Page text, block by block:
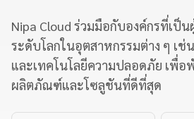
Nipa Cloud ร่วมมือกับองค์กรที่เป็
ระดับโลกในอุตสาหกรรมต่าง ๆ เช่
และเทคโนโลยีความปลอดภัย เพื่อ
ผลิตภัณฑ์และโซลูชันที่ดีที่สุด